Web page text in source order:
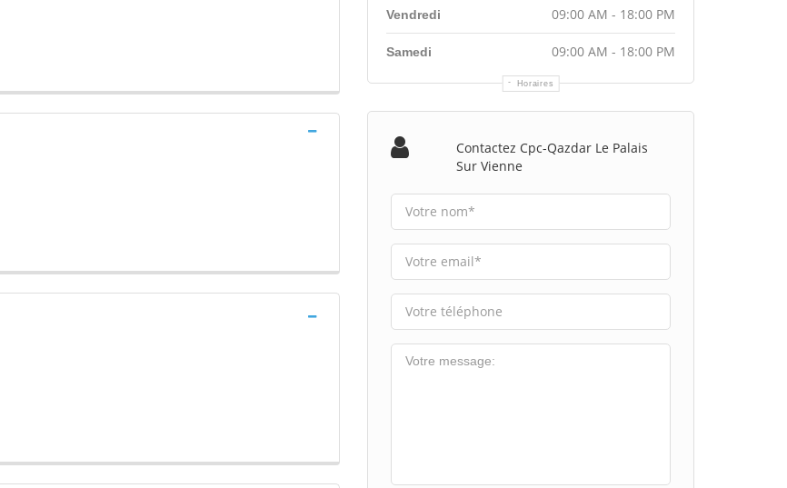
Horaires
Vendredi 09:00 AM - 18:00 PM
Samedi 09:00 AM - 18:00 PM
Contactez Cpc-Qazdar Le Palais
Sur Vienne